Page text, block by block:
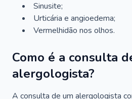
Sinusite;
Urticária e angioedema;
Vermelhidão nos olhos.
Como é a consulta
alergologista?
A consulta de um alergologista